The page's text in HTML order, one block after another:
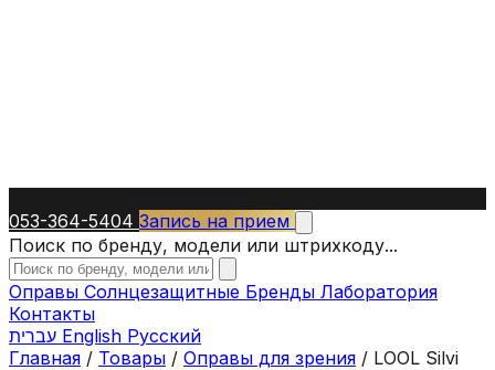
053-364-5404 Запись на прием
Поиск по бренду, модели или штрихкоду...
Оправы Солнцезащитные Бренды Лаборатория
Контакты
English Русский
Главная / Товары / Оправы для зрения / LOOL Silvi